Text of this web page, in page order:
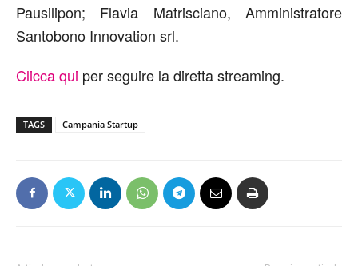
Pausilipon; Flavia Matrisciano, Amministratore
Santobono Innovation srl.
Clicca qui per seguire la diretta streaming.
TAGS Campania Startup